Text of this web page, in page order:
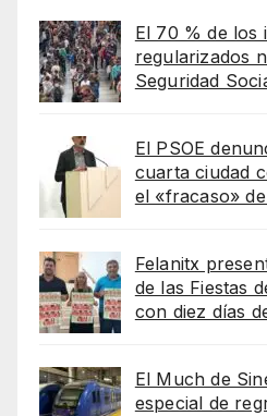
El 70 % de los
regularizados
Seguridad
El PSOE
cuarta ciudad
el «fracaso»
Felanitx
de las Fiestas
con diez días
El Much de
especial de